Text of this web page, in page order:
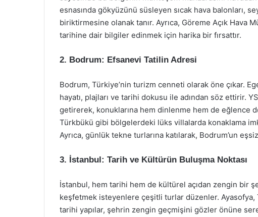
esnasında gökyüzünü süsleyen sıcak hava balonları,
biriktirmesine olanak tanır. Ayrıca, Göreme Açık Hava
tarihine dair bilgiler edinmek için harika bir fırsattır.
2. Bodrum: Efsanevi Tatilin Adresi
Bodrum, Türkiye’nin turizm cenneti olarak öne çıkar.
hayatı, plajları ve tarihi dokusu ile adından söz ettirir.
getirerek, konuklarına hem dinlenme hem de eğlence
Türkbükü gibi bölgelerdeki lüks villalarda konaklama
Ayrıca, günlük tekne turlarına katılarak, Bodrum’un
3. İstanbul: Tarih ve Kültürün Buluşma Noktası
İstanbul, hem tarihi hem de kültürel açıdan zengin bir
keşfetmek isteyenlere çeşitli turlar düzenler. Ayasofya,
tarihi yapılar, şehrin zengin geçmişini gözler önüne